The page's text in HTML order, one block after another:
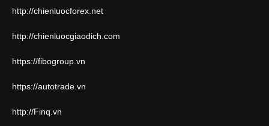
http://chienluocforex.net
http://chienluocgiaodich.com
https://fibogroup.vn
https://autotrade.vn
http://Finq.vn